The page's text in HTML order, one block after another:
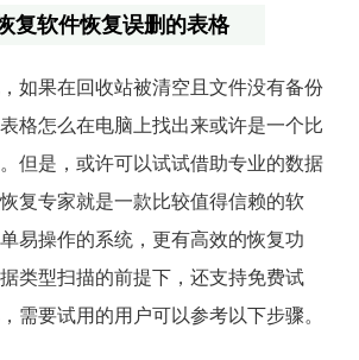
复软件恢复误删的表格
如果在回收站被清空且文件没有备份
格怎么在电脑上找出来或许是一个比
但是，或许可以试试借助专业的数据
复专家就是一款比较值得信赖的软
易操作的系统，更有高效的恢复功
类型扫描的前提下，还支持免费试
需要试用的用户可以参考以下步骤。